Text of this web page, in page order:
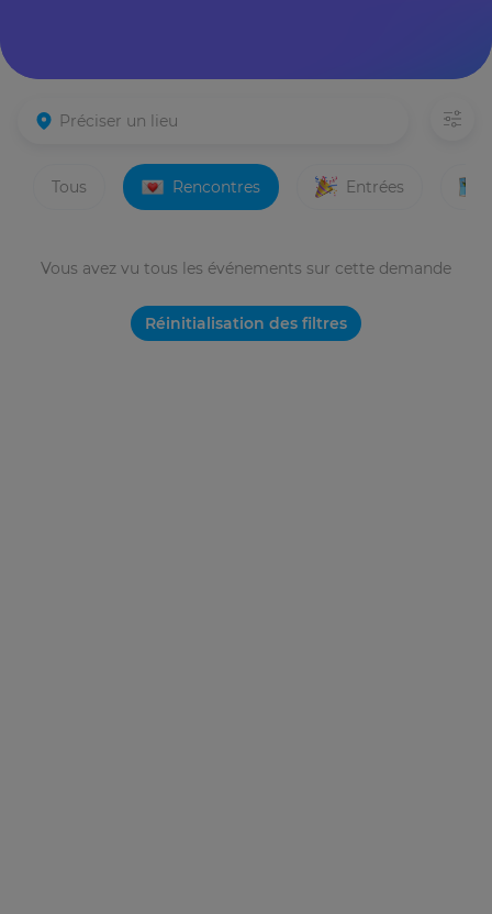
Tous Rencontres Entrées
Vous avez vu tous les événements sur cette demande
Réinitialisation des filtres